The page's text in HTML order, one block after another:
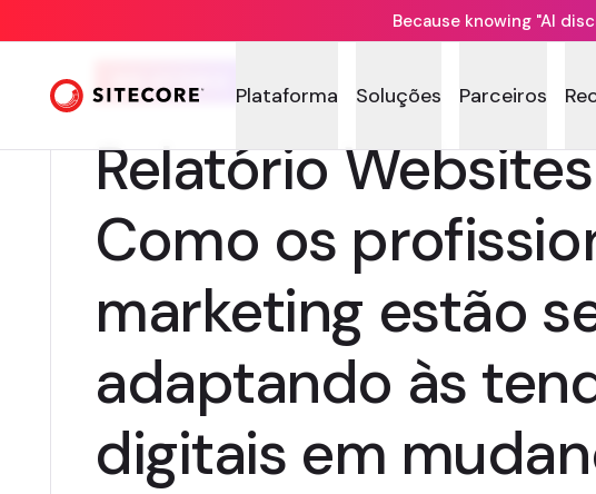
Because knowing "AI
Plataforma Soluções Parceiros
RELATÓRIO
Relatório
Como os
marketing estão
adaptando às
digitais em